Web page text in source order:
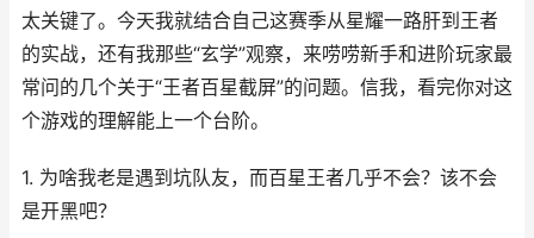
太关键了。今天我就结合自己这赛季从星耀一路肝到王者
的实战，还有我那些“玄学”观察，来唠唠新手和进阶玩家最
常问的几个关于“王者百星截屏”的问题。信我，看完你对这
个游戏的理解能上一个台阶。
1. 为啥我老是遇到坑队友，而百星王者几乎不会？该不会
是开黑吧？